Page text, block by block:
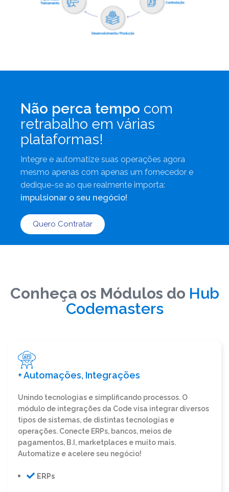
Não perca tempo com
retrabalho em várias
plataformas!
Integre e automatize suas operações agora
mesmo apenas com apenas um fornecedor e
dedique-se ao que realmente importa:
impulsionar o seu negócio!
Quero Contratar
Conheça os Módulos do Hub
Codemasters
+ Automações, Integrações
Unindo tecnologias e simplificando processos. O
módulo de integrações da Code visa integrar diversos
tipos de sistemas, de distintas tecnologias e
operações. Conecte ERPs, bancos, meios de
pagamentos, B.I, marketplaces e muito mais.
Automatize e acelere seu negócio!
ERPs